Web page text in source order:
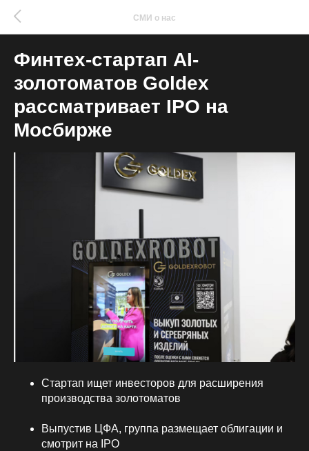
СМИ о нас
Финтех-стартап AI-
золотоматов Goldex
рассматривает IPO на
Мосбирже
Стартап ищет инвесторов для расширения
производства золотоматов
Выпустив ЦФА, группа размещает облигации и
смотрит на IPO